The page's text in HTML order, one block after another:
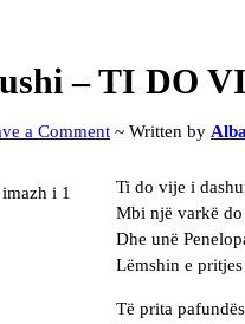
– TI DO
a Comment ~ Written by
Ti do vije i
Mbi një varkë
Dhe unë
Lëmshin e
Të prita